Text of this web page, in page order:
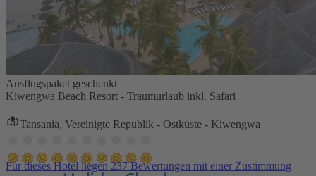
Ausflugspaket geschenkt
Kiwengwa Beach Resort - Traumurlaub inkl. Safari
Tansania, Vereinigte Republik - Ostküste - Kiwengwa
Für dieses Hotel liegen 237 Bewertungen mit einer Zustimmung